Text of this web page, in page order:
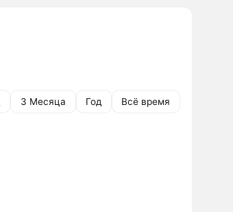
3 Месяца Год Всё время